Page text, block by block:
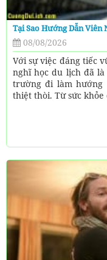
Tại Sao Hướng Dẫn
08/08/2026
Với sự việc đáng tiếc
nghĩ học du lịch đã
trường đi làm
thiệt thòi. Từ sức khỏe